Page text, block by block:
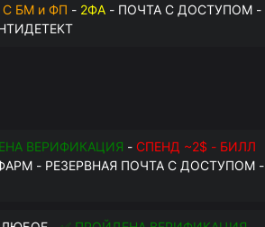
БМ и ФП - 2ФА - ПОЧТА С ДОСТУПОМ -
ВЕРИФИКАЦИЯ - СПЕНД ~2$ - БИЛЛ
- РЕЗЕРВНАЯ ПОЧТА С ДОСТУПОМ -